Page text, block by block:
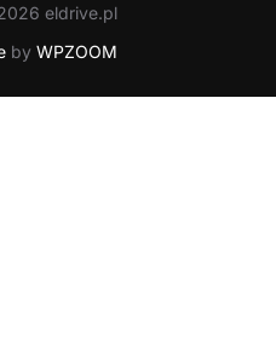
eldrive.pl
by WPZOOM